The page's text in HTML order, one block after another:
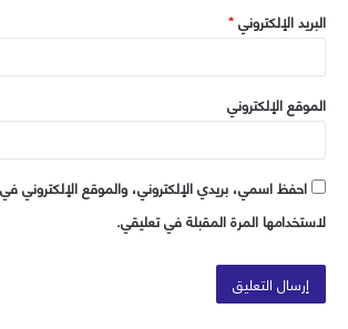
البريد الإلكتروني*
الموقع الإلكتروني
احفظ اسمي، بريدي الإلكتروني، والموقع الإلكتروني
لاستخدامها المرة المقبلة في تعليقي.